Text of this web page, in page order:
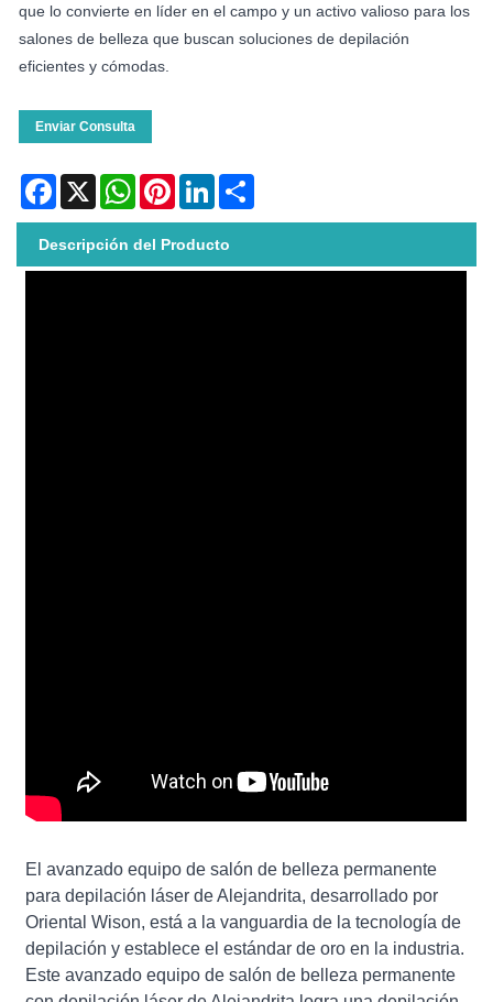
que lo convierte en líder en el campo y un activo valioso para los
salones de belleza que buscan soluciones de depilación
eficientes y cómodas.
Enviar Consulta
Facebook
X WhatsAppPinterestLinkedIn
Descripción del Producto
El avanzado equipo de salón de belleza permanente
para depilación láser de Alejandrita, desarrollado por
Oriental Wison, está a la vanguardia de la tecnología de
depilación y establece el estándar de oro en la industria.
Este avanzado equipo de salón de belleza permanente